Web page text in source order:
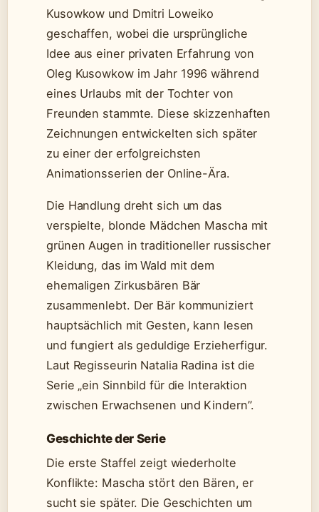
Kusowkow und Dmitri Loweiko
geschaffen, wobei die ursprüngliche
Idee aus einer privaten Erfahrung von
Oleg Kusowkow im Jahr 1996 während
eines Urlaubs mit der Tochter von
Freunden stammte. Diese skizzenhaften
Zeichnungen entwickelten sich später
zu einer der erfolgreichsten
Animationsserien der Online-Ära.
Die Handlung dreht sich um das
verspielte, blonde Mädchen Mascha mit
grünen Augen in traditioneller russischer
Kleidung, das im Wald mit dem
ehemaligen Zirkusbären Bär
zusammenlebt. Der Bär kommuniziert
hauptsächlich mit Gesten, kann lesen
und fungiert als geduldige Erzieherfigur.
Laut Regisseurin Natalia Radina ist die
Serie „ein Sinnbild für die Interaktion
zwischen Erwachsenen und Kindern”.
Geschichte der Serie
Die erste Staffel zeigt wiederholte
Konflikte: Mascha stört den Bären, er
sucht sie später. Die Geschichten um